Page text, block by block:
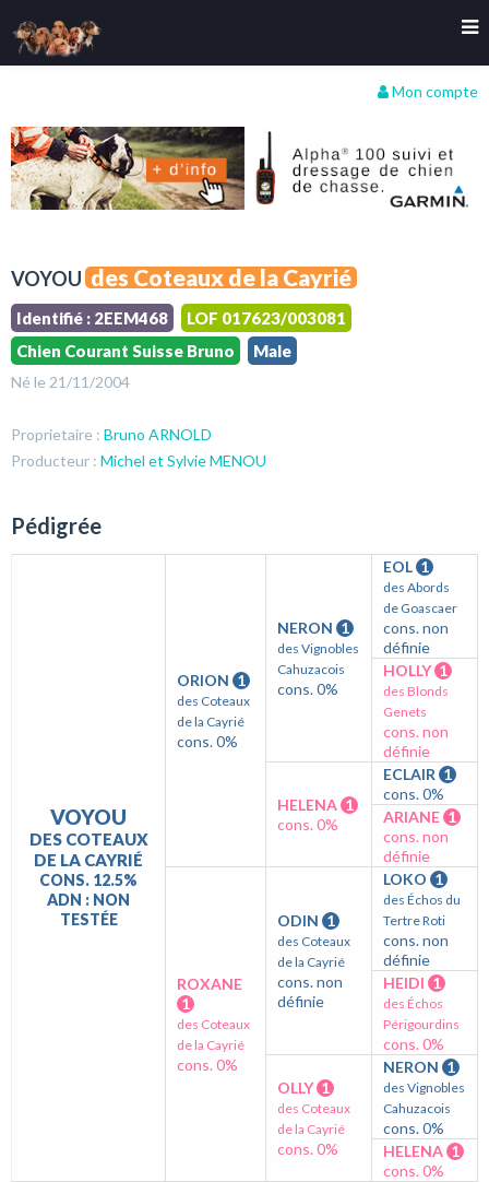
Mon compte
VOYOU des Coteaux de la Cayrié
Identifié : 2EEM468
LOF 017623/003081
Chien Courant Suisse Bruno
Male
Né le 21/11/2004
Proprietaire : Bruno ARNOLD
Producteur : Michel et Sylvie MENOU
Pédigrée
VOYOU
DES COTEAUX
DE LA CAYRIÉ
CONS. 12.5%
ADN : NON
TESTÉE
ORION 1
des Coteaux
de la Cayrié
cons. 0%
NERON 1
des Vignobles
Cahuzacois
cons. 0%
EOL 1
des Abords
de Goascaer
cons. non
définie
HOLLY 1
des Blonds
Genets
cons. non
définie
HELENA 1
cons. 0%
ECLAIR 1
cons. 0%
ARIANE 1
cons. non
définie
ROXANE
1
des Coteaux
de la Cayrié
cons. 0%
ODIN 1
des Coteaux
de la Cayrié
cons. non
définie
LOKO 1
des Échos du
Tertre Roti
cons. non
définie
HEIDI 1
des Échos
Périgourdins
cons. 0%
OLLY 1
des Coteaux
de la Cayrié
cons. 0%
NERON 1
des Vignobles
Cahuzacois
cons. 0%
HELENA 1
cons. 0%